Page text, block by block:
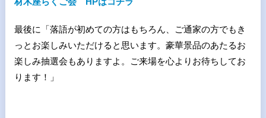
最後に「落語が初めての方はもちろん、ご通家の方でもき
っとお楽しみいただけると思います。豪華景品のあたるお
楽しみ抽選会もありますよ。ご来場を心よりお待ちしてお
ります！」